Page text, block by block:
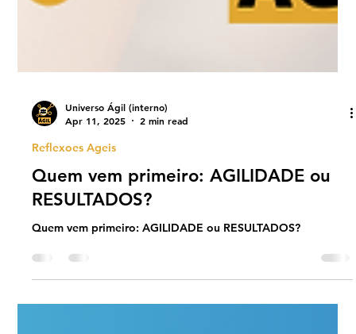
Universo Ágil (interno)
Apr 11, 2025
2 min read
Quem vem primeiro: AGILIDADE ou
RESULTADOS?